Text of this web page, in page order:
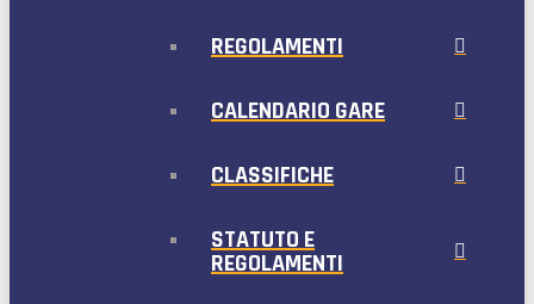
REGOLAMENTI
CALENDARIO GARE
CLASSIFICHE
STATUTO E
REGOLAMENTI